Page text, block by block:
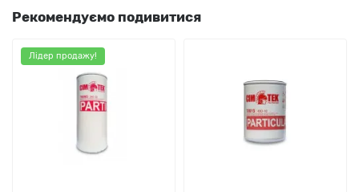
Рекомендуємо подивитися
Лідер продажу!